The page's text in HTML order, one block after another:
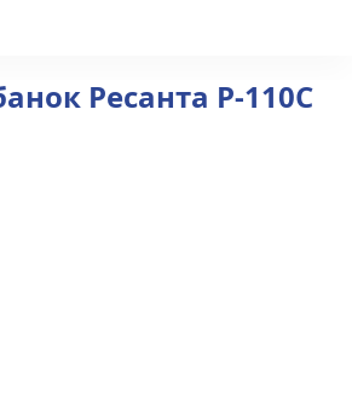
Ресанта Р-110С